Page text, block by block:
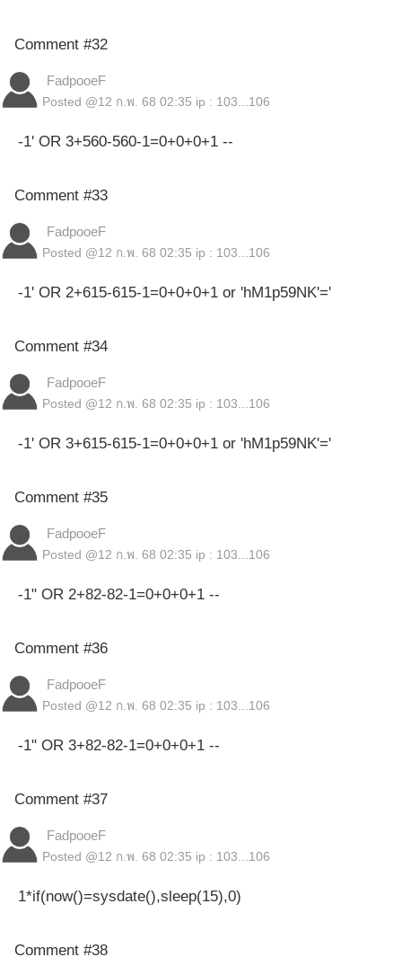
Comment #32
FadpooeF
Posted @12 ก.พ. 68 02:35 ip : 103...106
-1' OR 3+560-560-1=0+0+0+1 --
Comment #33
FadpooeF
Posted @12 ก.พ. 68 02:35 ip : 103...106
-1' OR 2+615-615-1=0+0+0+1 or 'hM1p59NK'='
Comment #34
FadpooeF
Posted @12 ก.พ. 68 02:35 ip : 103...106
-1' OR 3+615-615-1=0+0+0+1 or 'hM1p59NK'='
Comment #35
FadpooeF
Posted @12 ก.พ. 68 02:35 ip : 103...106
-1" OR 2+82-82-1=0+0+0+1 --
Comment #36
FadpooeF
Posted @12 ก.พ. 68 02:35 ip : 103...106
-1" OR 3+82-82-1=0+0+0+1 --
Comment #37
FadpooeF
Posted @12 ก.พ. 68 02:35 ip : 103...106
1*if(now()=sysdate(),sleep(15),0)
Comment #38